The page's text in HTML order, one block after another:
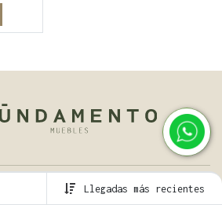
Llegadas más recientes
La empresa